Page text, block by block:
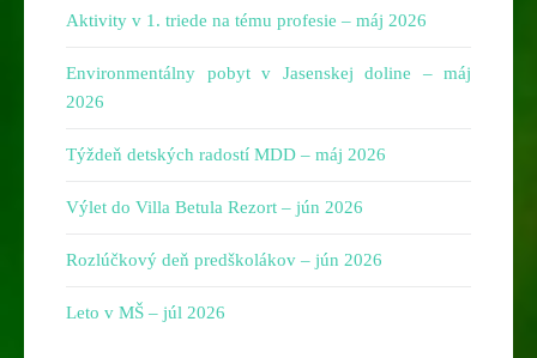
Aktivity v 1. triede na tému profesie – máj 2026
Environmentálny pobyt v Jasenskej doline – máj
2026
Týždeň detských radostí MDD – máj 2026
Výlet do Villa Betula Rezort – jún 2026
Rozlúčkový deň predškolákov – jún 2026
Leto v MŠ – júl 2026